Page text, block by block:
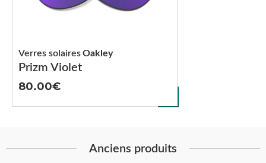
Prizm Violet
Verres solairesOakley
80.00
Anciens produits